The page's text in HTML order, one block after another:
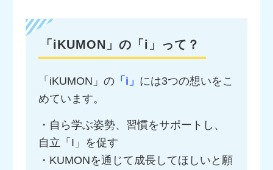
「iKUMON」の「i」って？
「iKUMON」の 「i」 には3つの想いをこ
めています。
・自ら学ぶ姿勢、習慣をサポートし、
自立「I」を促す
・KUMONを通じて成長してほしいと願